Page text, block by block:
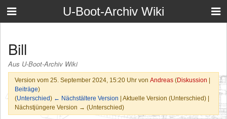
U-Boot-Archiv Wiki
Bill
Aus U-Boot-Archiv Wiki
Version vom 25. September 2024, 15:20 Uhr von Andreas (Diskussion |
Beiträge)
(Unterschied) ← Nächstältere Version | Aktuelle Version (Unterschied) |
Nächstjüngere Version → (Unterschied)